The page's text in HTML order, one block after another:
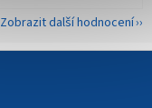
Zobrazit další hodnocení